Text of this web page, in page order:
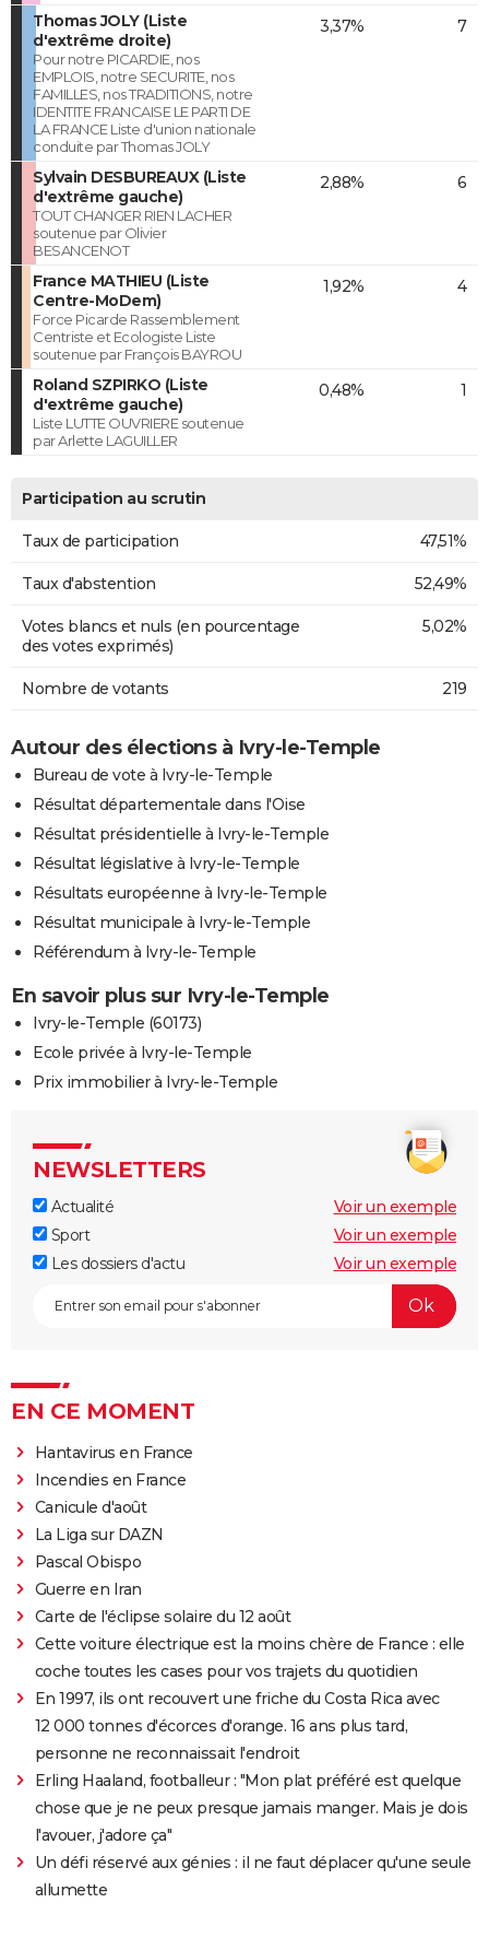
Thomas JOLY (Liste
d'extrême droite)
Pour notre PICARDIE, nos
EMPLOIS, notre SECURITE, nos
FAMILLES, nos TRADITIONS, notre
IDENTITE FRANCAISE LE PARTI DE
LA FRANCE Liste d'union nationale
conduite par Thomas JOLY
3,37% 7
Sylvain DESBUREAUX (Liste
d'extrême gauche)
TOUT CHANGER RIEN LACHER
soutenue par Olivier
BESANCENOT
2,88% 6
France MATHIEU (Liste
Centre-MoDem)
Force Picarde Rassemblement
Centriste et Ecologiste Liste
soutenue par François BAYROU
1,92% 4
Roland SZPIRKO (Liste
d'extrême gauche)
Liste LUTTE OUVRIERE soutenue
par Arlette LAGUILLER
0,48% 1
Participation au scrutin
Taux de participation 47,51%
Taux d'abstention 52,49%
Votes blancs et nuls (en pourcentage
des votes exprimés)
5,02%
Nombre de votants 219
Autour des élections à Ivry-le-Temple
Bureau de vote à Ivry-le-Temple
Résultat départementale dans l'Oise
Résultat présidentielle à Ivry-le-Temple
Résultat législative à Ivry-le-Temple
Résultats européenne à Ivry-le-Temple
Résultat municipale à Ivry-le-Temple
Référendum à Ivry-le-Temple
En savoir plus sur Ivry-le-Temple
Ivry-le-Temple (60173)
Ecole privée à Ivry-le-Temple
Prix immobilier à Ivry-le-Temple
NEWSLETTERS
Actualité
Voir un exemple
Sport
Voir un exemple
Les dossiers d'actu
Voir un exemple
EN CE MOMENT
Hantavirus en France
Incendies en France
Canicule d'août
La Liga sur DAZN
Pascal Obispo
Guerre en Iran
Carte de l'éclipse solaire du 12 août
Cette voiture électrique est la moins chère de France : elle
coche toutes les cases pour vos trajets du quotidien
En 1997, ils ont recouvert une friche du Costa Rica avec
12 000 tonnes d'écorces d'orange. 16 ans plus tard,
personne ne reconnaissait l'endroit
Erling Haaland, footballeur : "Mon plat préféré est quelque
chose que je ne peux presque jamais manger. Mais je dois
l'avouer, j'adore ça"
Un défi réservé aux génies : il ne faut déplacer qu'une seule
allumette